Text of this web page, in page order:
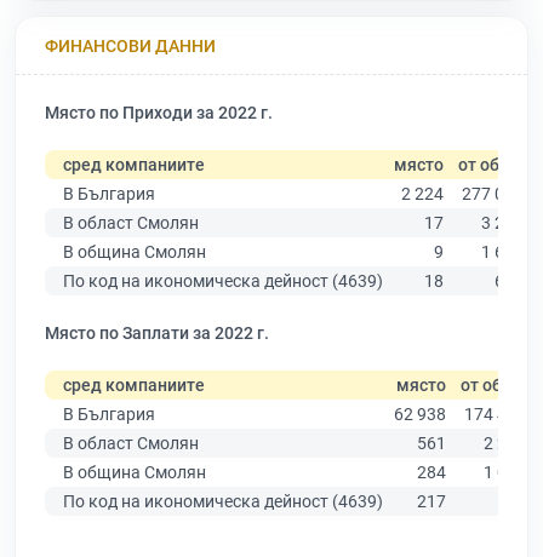
ФИНАНСОВИ ДАННИ
Място по Приходи за 2022 г.
сред компаниите място от общо
В България
2 224
277 019
В област Смолян
17
3 292
В община Смолян
9
1 670
По код на икономическа дейност (4639)
18 639
Място по Заплати за 2022 г.
сред компаниите място от общо
В България
62 938
174 403
В област Смолян
561
2 287
В община Смолян
284
1 060
По код на икономическа дейност (4639)
217